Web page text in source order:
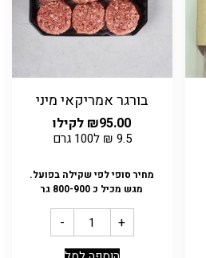
בורגר אמריקאי מיני
₪95.00 לקילו
9.5
₪ ל100 גרם
מחיר סופי לפי שקילה בפועל.
מגש מכיל כ 800-900 גר
- +